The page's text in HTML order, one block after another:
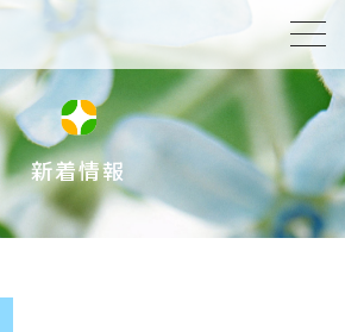
新着情報